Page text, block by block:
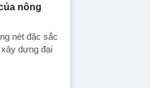
nông
nét đặc sắc
dựng đại